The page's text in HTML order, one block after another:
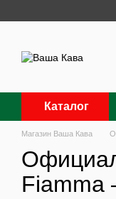
Каталог
Магазин Ваша Кава